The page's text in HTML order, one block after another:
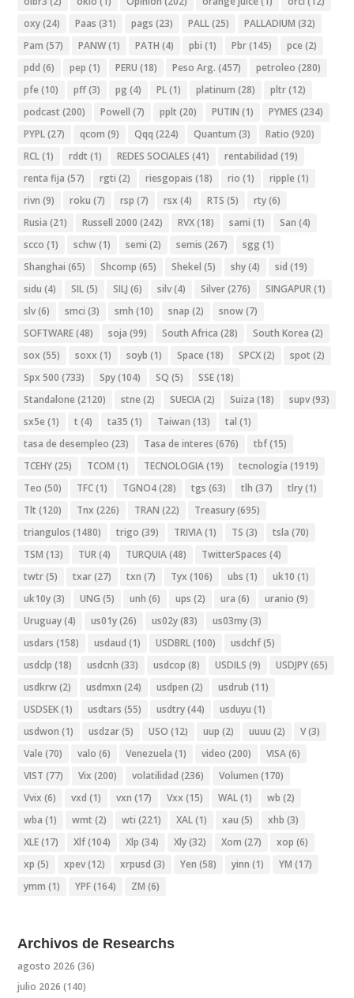
oxy(24) Paas (31) pags (23) PALL(25) PALLADIUM (32)
Pam (57) PANW(1) PATH (4) pbi (1) Pbr(145) pce (2)
pdd (6) pep (1) PERU (18) Peso Arg. (457) petroleo (280)
pfe (10) pff(3) pg (4) PL(1) platinum (28) pltr(12)
podcast (200) Powell (7) pplt (20) PUTIN (1) PYMES (234)
PYPL(27) qcom (9) Qqq (224) Quantum (3) Ratio (920)
RCL(1) rddt (1) REDES SOCIALES (41) rentabilidad (19)
renta fija (57) rgti (2) riesgopais (18) rio (1) ripple (1)
rivn (9) roku (7) rsp (7) rsx (4) RTS (5) rty(6)
Rusia (21) Russell 2000 (242) RVX(18) sami (1) San (4)
scco (1) schw(1) semi (2) semis (267) sgg (1)
Shanghai (65) Shcomp (65) Shekel (5) shy(4) sid (19)
sidu (4) SIL(5) SILJ (6) silv(4) Silver(276) SINGAPUR(1)
slv(6) smci (3) smh (10) snap (2) snow(7)
SOFTWARE(48) soja (99) South Africa (28) South Korea (2)
sox (55) soxx (1) soyb (1) Space (18) SPCX(2) spot (2)
Spx 500 (733) Spy(104) SQ (5) SSE(18)
Standalone (2120) stne (2) SUECIA(2) Suiza (18) supv(93)
sx5e (1) t (4) ta35 (1) Taiwan (13) tal (1)
tasa de desempleo (23) Tasa de interes (676) tbf(15)
TCEHY(25) TCOM (1) TECNOLOGIA(19) tecnología (1919)
Teo (50) TFC(1) TGNO4(28) tgs (63) tlh (37) tlry(1)
Tlt (120) Tnx (226) TRAN (22) Treasury(695)
triangulos (1480) trigo (39) TRIVIA(1) TS (3) tsla (70)
TSM (13) TUR(4) TURQUIA(48) TwitterSpaces (4)
twtr(5) txar(27) txn (7) Tyx (106) ubs (1) uk10 (1)
uk10y(3) UNG (5) unh (6) ups (2) ura (6) uranio (9)
Uruguay(4) us01y(26) us02y(83) us03my(3)
usdars (158) usdaud (1) USDBRL(100) usdchf(5)
usdclp (18) usdcnh (33) usdcop (8) USDILS (9) USDJPY(65)
usdkrw(2) usdmxn (24) usdpen (2) usdrub (11)
USDSEK(1) usdtars (55) usdtry(44) usduyu (1)
usdwon (1) usdzar(5) USO (12) uup (2) uuuu (2) V(3)
Vale (70) valo (6) Venezuela (1) video (200) VISA(6)
VIST (77) Vix (200) volatilidad (236) Volumen (170)
Vvix (6) vxd (1) vxn (17) Vxx (15) WAL(1) wb (2)
wba (1) wmt (2) wti (221) XAL(1) xau (5) xhb (3)
XLE(17) Xlf(104) Xlp (34) Xly(32) Xom (27) xop (6)
xp (5) xpev(12) xrpusd (3) Yen (58) yinn (1) YM (17)
ymm (1) YPF(164) ZM (6)
Archivos de Researchs
agosto 2026 (36)
julio 2026 (140)